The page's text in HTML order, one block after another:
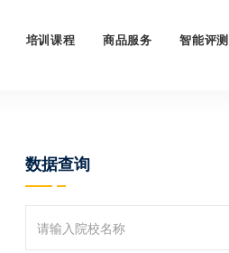
培训课程 商品服务 智能评测
数据查询